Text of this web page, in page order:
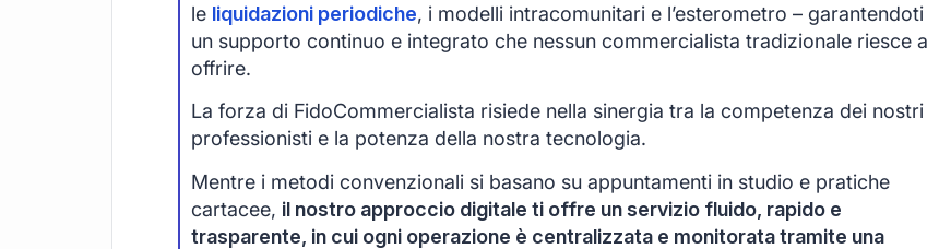
le liquidazioni periodiche, i modelli intracomunitari e l’esterometro – garantendoti
un supporto continuo e integrato che nessun commercialista tradizionale riesce a
offrire.
La forza di FidoCommercialista risiede nella sinergia tra la competenza dei nostri
professionisti e la potenza della nostra tecnologia.
Mentre i metodi convenzionali si basano su appuntamenti in studio e pratiche
cartacee, il nostro approccio digitale ti offre un servizio fluido, rapido e
trasparente, in cui ogni operazione è centralizzata e monitorata tramite una